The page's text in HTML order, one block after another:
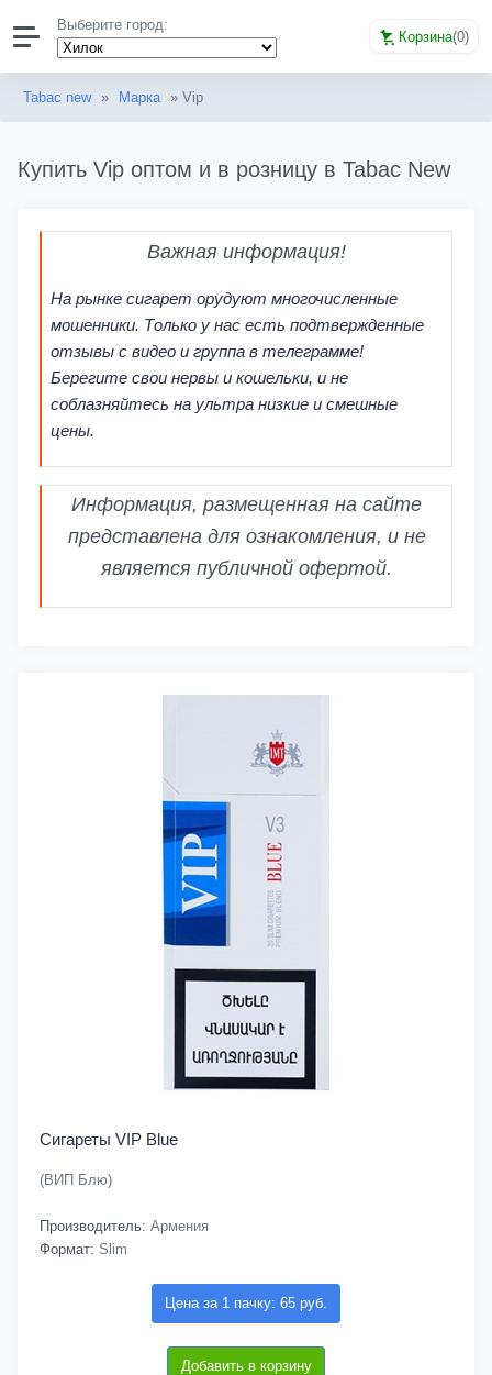
Выберите город:
Корзина(0)
Tabac new » Марка » Vip
Купить Vip оптом и в розницу в Tabac New
Важная информация!
На рынке сигарет орудуют многочисленные
мошенники. Только у нас есть подтвержденные
отзывы с видео и группа в телеграмме!
Берегите свои нервы и кошельки, и не
соблазняйтесь на ультра низкие и смешные
цены.
Информация, размещенная на сайте
представлена для ознакомления, и не
является публичной офертой.
Сигареты VIP Blue
(ВИП Блю)
Производитель: Армения
Формат: Slim
Цена за 1 пачку: 65 руб.
Добавить в корзину